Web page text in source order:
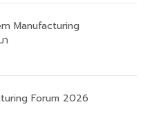
Manufacturing
Forum 2026